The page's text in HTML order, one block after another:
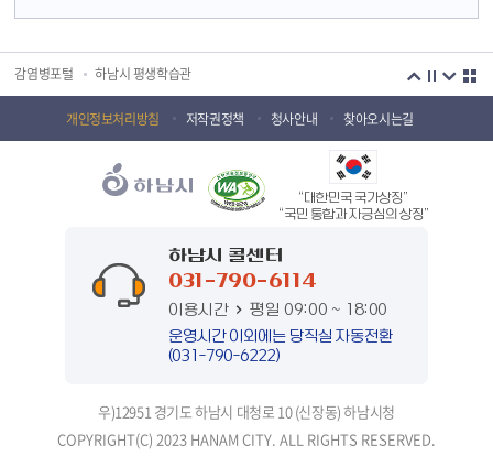
감염병포털 하남시 평생학습관
하남혁신교육지구 huic 하남도시공사
하남종합운동장 국민체육센터 하남문화재단 하남역사박물관
하남시 가족센터
하남시정신건강복지센터
(재)하남시자원봉사센터 하남시환경교육센터
하남시 장애인 무료법률 상담센터 경기도의회 하남상담소
경기도 장애인생산품판매시설
개인정보처리방침 저작권정책 청사안내 찾아오시는길
우)12951 경기도 하남시 대청로 10 (신장동) 하남시청
COPYRIGHT(C) 2023 HANAM CITY. ALL RIGHTS RESERVED.
하남시 콜센터
031-790-6114
이용시간
평일 09:00 ~ 18:00
운영시간 이외에는 당직실 자동전환
(031-790-6222)
“대한민국 국가상징”
“국민 통합과 자긍심의 상징”